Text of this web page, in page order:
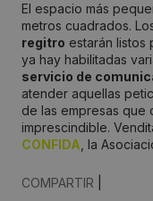
El espacio más
metros cuadrados.
regitro estarán listos
ya hay habilitadas
servicio de
atender aquellas
de las empresas que
imprescindible.
CONFIDA , la
COMPARTIR